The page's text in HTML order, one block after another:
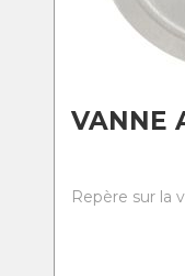
VANNE
Repère sur la